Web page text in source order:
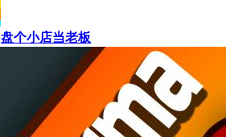
盘个小店当老板